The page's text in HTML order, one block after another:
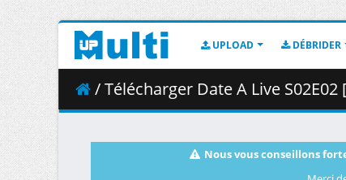
UPLOAD DÉBRIDER
/ Télécharger Date A Live S02E02
Nous vous conseillons